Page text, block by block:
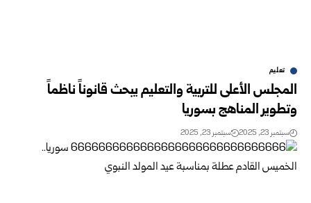
تعليم
المجلس الأعلى للتربية والتعليم يبحث قانوناً ناظماً
وتطوير المناهج بسوريا
سبتمبر 23, 2025 سبتمبر 23, 2025